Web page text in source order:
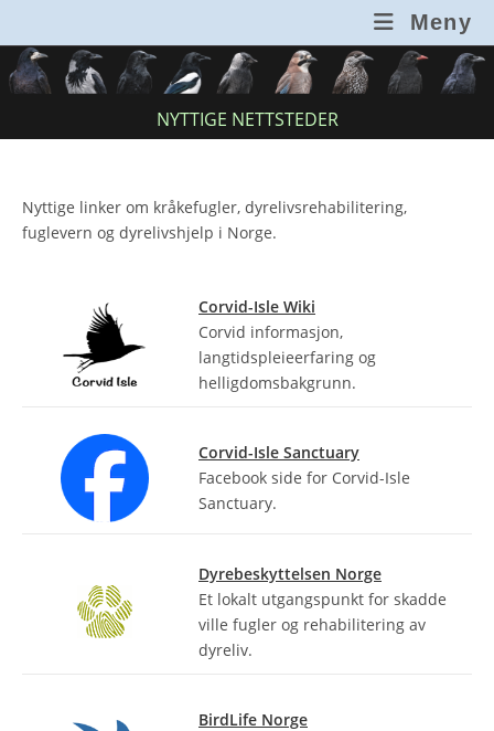
content
Meny
NYTTIGE NETTSTEDER
Nyttige linker om kråkefugler, dyrelivsrehabilitering,
fuglevern og dyrelivshjelp i Norge.
Corvid-Isle Wiki
Corvid informasjon,
langtidspleieerfaring og
helligdomsbakgrunn.
Corvid-Isle Sanctuary
Facebook side for Corvid-Isle
Sanctuary.
Dyrebeskyttelsen Norge
Et lokalt utgangspunkt for skadde
ville fugler og rehabilitering av
dyreliv.
BirdLife Norge